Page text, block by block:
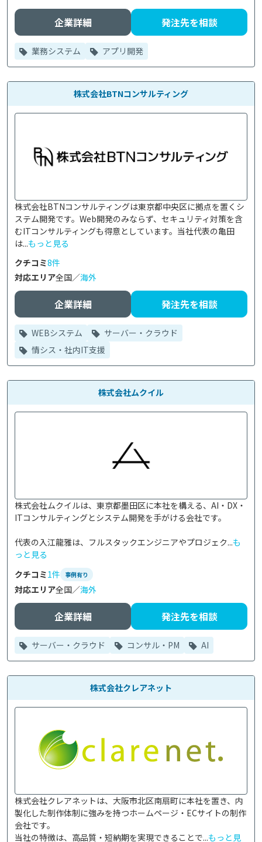
企業詳細 発注先を相談
業務システム アプリ開発
株式会社BTNコンサルティング
株式会社BTNコンサルティングは東京都中央区に拠点を置くシ
ステム開発です。Web開発のみならず、セキュリティ対策を含
むITコンサルティングも得意としています。当社代表の亀田
は...もっと見る
クチコミ8件
対応エリア全国／海外
企業詳細 発注先を相談
WEBシステム
サーバー・クラウド
情シス・社内IT支援
株式会社ムクイル
株式会社ムクイルは、東京都墨田区に本社を構える、AI・DX・
ITコンサルティングとシステム開発を手がける会社です。
代表の入江龍雅は、フルスタックエンジニアやプロジェク...も
っと見る
クチコミ1件 事例有り
対応エリア全国／海外
企業詳細 発注先を相談
サーバー・クラウド コンサル・PM AI
株式会社クレアネット
株式会社クレアネットは、大阪市北区南扇町に本社を置き、内
製化した制作体制に強みを持つホームページ・ECサイトの制作
会社です。
当社の特徴は、高品質・短納期を実現できることで...もっと見